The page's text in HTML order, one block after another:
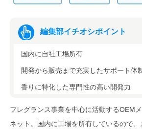
編集部イチオシポイント
国内に自社工場所有
開発から販売まで充実したサポート体
香りに特化した専門性の高い開発力
フレグランス事業を中心に活動するOEM
ネット。国内に工場を所有しているので